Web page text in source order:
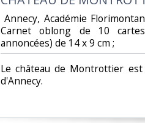
Annecy, Académie
Carnet oblong de 10
annoncées) de 14 x 9 cm ; ‎
‎Le château de Montrottier
d'Annecy. ‎